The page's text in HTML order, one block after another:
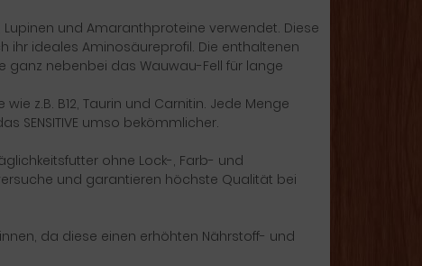
und Amaranthproteine verwendet. Diese
ihr ideales Aminosäureprofil. Die enthaltenen
nebenbei das Wauwau-Fell für lange
z.B. B12, Taurin und Carnitin. Jede Menge
SENSITIVE umso bekömmlicher.
ohne Lock-, Farb- und
und garantieren höchste Qualität bei
da diese einen erhöhten Nährstoff- und